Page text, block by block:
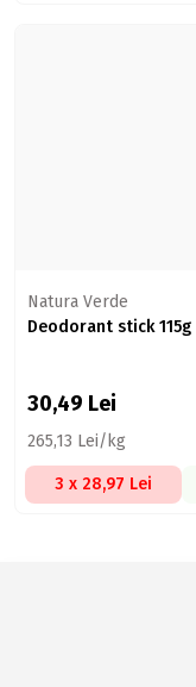
Natura Verde
Deodorant stick 115g
30,49 Lei
265,13 Lei/kg
3 x 28,97 Lei